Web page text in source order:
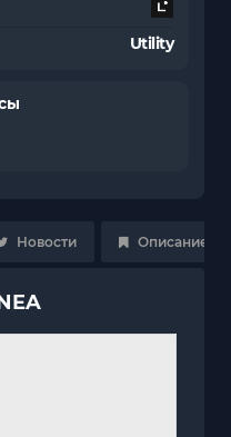
Utility
Новости Описание